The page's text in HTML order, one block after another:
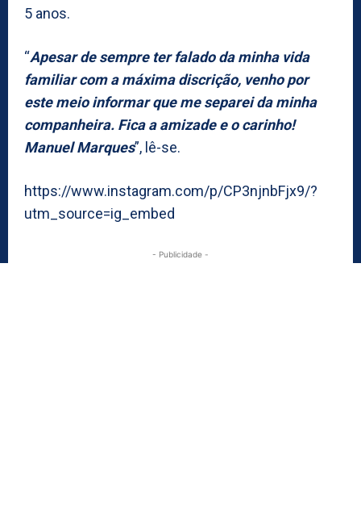
5 anos.
“Apesar de sempre ter falado da minha vida
familiar com a máxima discrição, venho por
este meio informar que me separei da minha
companheira. Fica a amizade e o carinho!
Manuel Marques”, lê-se.
https://www.instagram.com/p/CP3njnbFjx9/?
utm_source=ig_embed
- Publicidade -